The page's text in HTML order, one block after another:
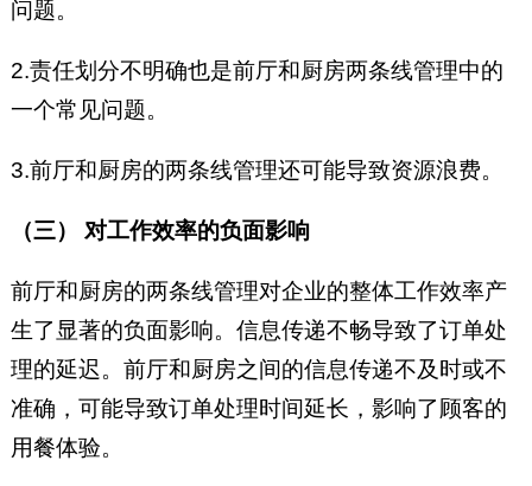
问题。
2.责任划分不明确也是前厅和厨房两条线管理中的
一个常见问题。
3.前厅和厨房的两条线管理还可能导致资源浪费。
（三） 对工作效率的负面影响
前厅和厨房的两条线管理对企业的整体工作效率产
生了显著的负面影响。信息传递不畅导致了订单处
理的延迟。前厅和厨房之间的信息传递不及时或不
准确，可能导致订单处理时间延长，影响了顾客的
用餐体验。